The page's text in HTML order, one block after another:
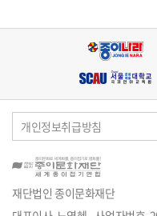
개인정보취급방침
재단법인 종이문화재단